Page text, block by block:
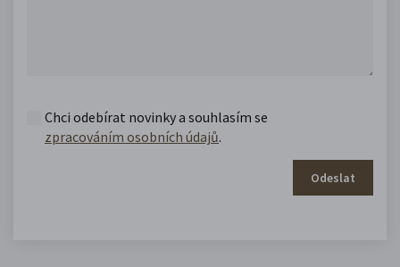
Chci odebírat novinky a souhlasím se
zpracováním osobních údajů.
Odeslat